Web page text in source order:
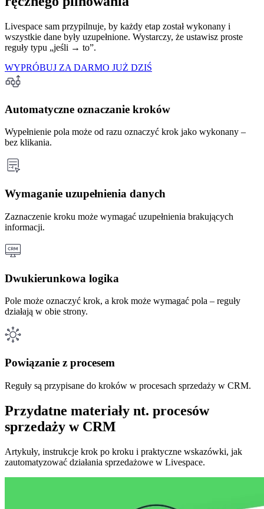
Livespace sam przypilnuje, by każdy etap został wykonany i
wszystkie dane były uzupełnione. Wystarczy, że ustawisz proste
reguły typu „jeśli → to”.
WYPRÓBUJ ZA DARMO JUŻ DZIŚ
Automatyczne oznaczanie kroków
Wypełnienie pola może od razu oznaczyć krok jako wykonany –
bez klikania.
Wymaganie uzupełnienia danych
Zaznaczenie kroku może wymagać uzupełnienia brakujących
informacji.
Dwukierunkowa logika
Pole może oznaczyć krok, a krok może wymagać pola – reguły
działają w obie strony.
Powiązanie z procesem
Reguły są przypisane do kroków w procesach sprzedaży w CRM.
Przydatne materiały nt. procesów
sprzedaży w CRM
Artykuły, instrukcje krok po kroku i praktyczne wskazówki, jak
zautomatyzować działania sprzedażowe w Livespace.